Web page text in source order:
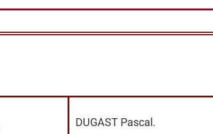
DUGAST Pascal.